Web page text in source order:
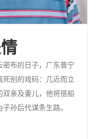
密布的日子，广东普宁
别的戏码：几近而立
双亲及妻儿，他将搭船
孙后代谋条生路。